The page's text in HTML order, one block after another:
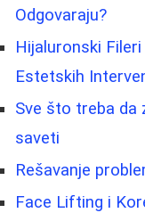
Odgovaraju?
Hijaluronski
Estetskih
Sve što treba da
saveti
Rešavanje
Face Lifting i